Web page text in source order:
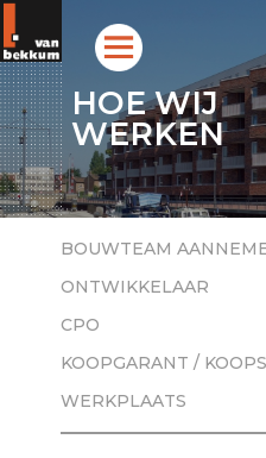
HOE WIJ
WERKEN
BOUWTEAM
ONTWIKKELAAR
CPO
KOOPGARANT /
WERKPLAATS